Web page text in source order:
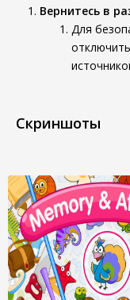
Вернитесь в
Для
Скриншоты